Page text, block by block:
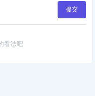
提交
看法吧